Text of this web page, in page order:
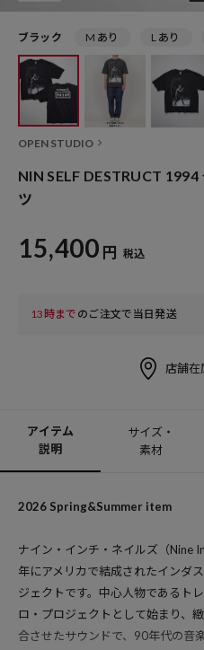
ブラック M あり L あり
OPEN STUDIO
NIN SELF DESTRUCT
ツ
15,400 円 税込
13時まで のご注文で当日発送
店舗在
アイテム
説明
サイズ・
素材
2026 Spring&Summer item
ナイン・インチ・ネイルズ（Nine
年にアメリカで結成されたインダ
ジェクトです。中心人物であるト
ロ・プロジェクトとして始まり、
合させたサウンドで、90年代の音